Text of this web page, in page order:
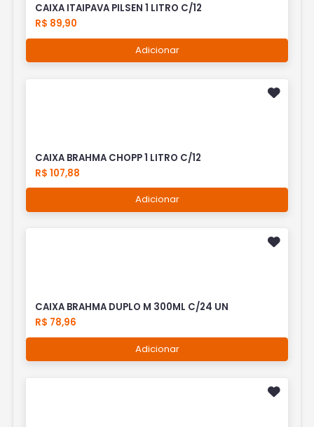
CAIXA ITAIPAVA PILSEN 1 LITRO C/12
R$ 89,90
Adicionar
CAIXA BRAHMA CHOPP 1 LITRO C/12
R$ 107,88
Adicionar
CAIXA BRAHMA DUPLO M 300ML C/24 UN
R$ 78,96
Adicionar